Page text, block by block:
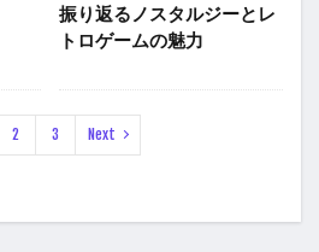
振り返るノスタルジーとレ
トロゲームの魅力
2 3 Next